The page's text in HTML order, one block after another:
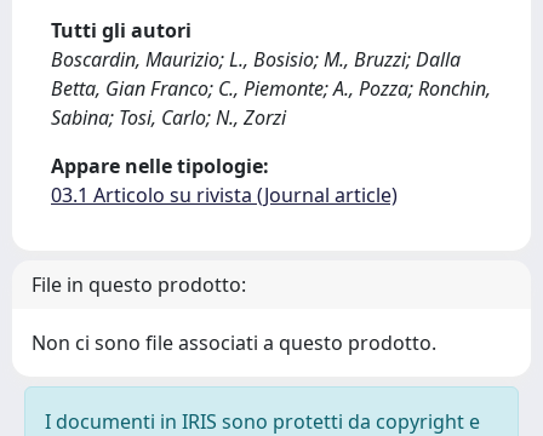
Tutti gli autori
Boscardin, Maurizio; L., Bosisio; M., Bruzzi; Dalla
Betta, Gian Franco; C., Piemonte; A., Pozza; Ronchin,
Sabina; Tosi, Carlo; N., Zorzi
Appare nelle tipologie:
03.1 Articolo su rivista (Journal article)
File in questo prodotto:
Non ci sono file associati a questo prodotto.
I documenti in IRIS sono protetti da copyright e